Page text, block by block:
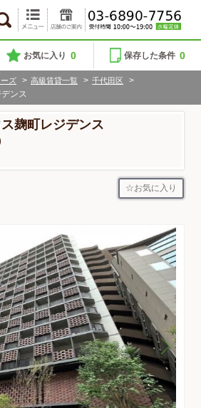
お気に入り 0 保存した条件 0
ズ > 高級賃貸一覧 > 千代田区
>
ンス
麹町レジデンス
お気に入り